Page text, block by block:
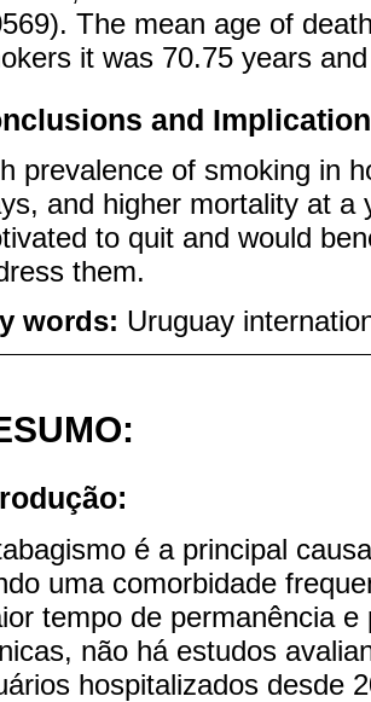
The mean age of
it was 70.75 years
and
prevalence of smoking in
and higher mortality at a
to quit and would
them.
words: Uruguay
é a principal
uma comorbidade
tempo de permanência
não há estudos
hospitalizados desde